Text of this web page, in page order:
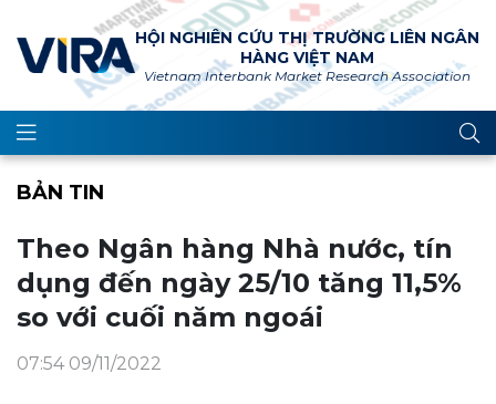
HỘI NGHIÊN CỨU THỊ TRƯỜNG LIÊN NGÂN
HÀNG VIỆT NAM
Vietnam Interbank Market Research Association
BẢN TIN
Theo Ngân hàng Nhà nước, tín
dụng đến ngày 25/10 tăng 11,5%
so với cuối năm ngoái
07:54 09/11/2022